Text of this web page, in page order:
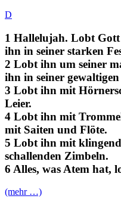
D
1 Hallelujah. Lobt
ihn in seiner starken
2 Lobt ihn um seiner
ihn in seiner gewaltigen
3 Lobt ihn mit
Leier.
4 Lobt ihn mit
mit Saiten und Flöte.
5 Lobt ihn mit
schallenden Zimbeln.
6 Alles, was Atem hat,
(mehr …)